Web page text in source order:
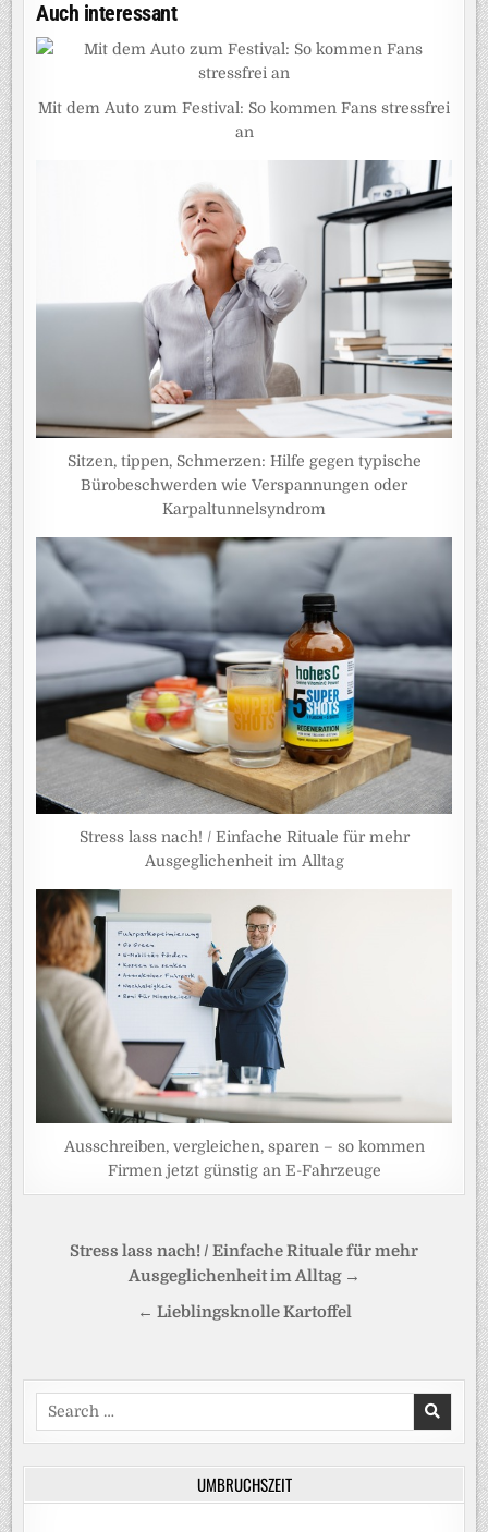
Auch interessant
Mit dem Auto zum Festival: So kommen Fans stressfrei
an
Sitzen, tippen, Schmerzen: Hilfe gegen typische
Bürobeschwerden wie Verspannungen oder
Karpaltunnelsyndrom
Stress lass nach! / Einfache Rituale für mehr
Ausgeglichenheit im Alltag
Ausschreiben, vergleichen, sparen – so kommen
Firmen jetzt günstig an E-Fahrzeuge
Beitragsnavigation
Stress lass nach! / Einfache Rituale für mehr
Ausgeglichenheit im Alltag →
← Lieblingsknolle Kartoffel
Search
for:
UMBRUCHSZEIT